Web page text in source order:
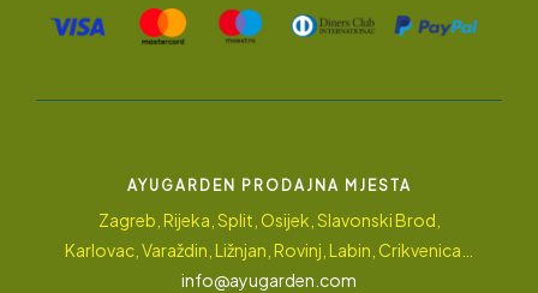
AYUGARDEN PRODAJNA MJESTA
Zagreb, Rijeka, Split, Osijek, Slavonski Brod,
Karlovac, Varaždin, Ližnjan, Rovinj, Labin, Crikvenica…
info@ayugarden.com